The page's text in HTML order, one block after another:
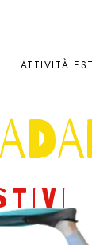
ATTIVITÀ